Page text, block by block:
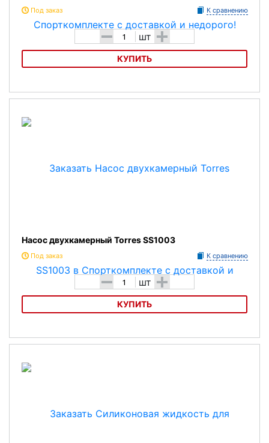
Под заказ К сравнению
- шт +
КУПИТЬ
Насос Start up 804B10
Насос двухкамерный Torres SS1003
Под заказ К сравнению
- шт +
КУПИТЬ
Насос двухкамерный Torres SS1003